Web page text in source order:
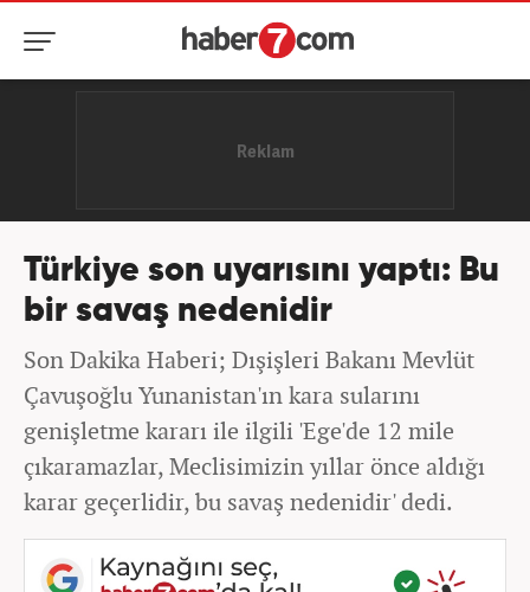
Türkiye son uyarısını yaptı: Bu
bir savaş nedenidir
Son Dakika Haberi; Dışişleri Bakanı Mevlüt
Çavuşoğlu Yunanistan'ın kara sularını
genişletme kararı ile ilgili 'Ege'de 12 mile
çıkaramazlar, Meclisimizin yıllar önce aldığı
karar geçerlidir, bu savaş nedenidir' dedi.